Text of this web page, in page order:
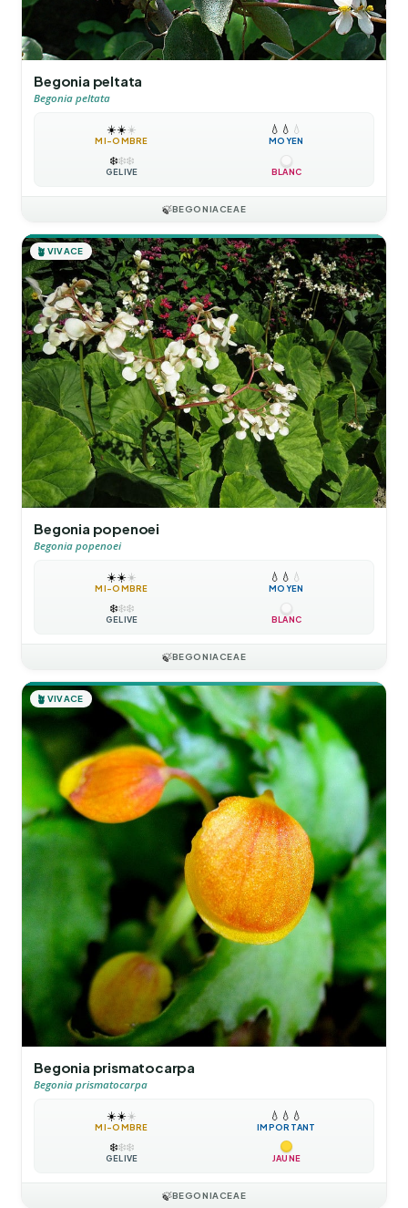
Begonia peltata
Begonia peltata
☀️☀️☀️
MI-OMBRE
💧 💧 💧
MOYEN
❄️❄️❄️
GÉLIVE BLANC
🍃BEGONIACEAE
🪴 VIVACE
Begonia popenoei
Begonia popenoei
☀️☀️☀️
MI-OMBRE
💧 💧 💧
MOYEN
❄️❄️❄️
GÉLIVE BLANC
🍃BEGONIACEAE
🪴 VIVACE
Begonia prismatocarpa
Begonia prismatocarpa
☀️☀️☀️
MI-OMBRE
💧 💧 💧
IMPORTANT
❄️❄️❄️
GÉLIVE JAUNE
🍃BEGONIACEAE